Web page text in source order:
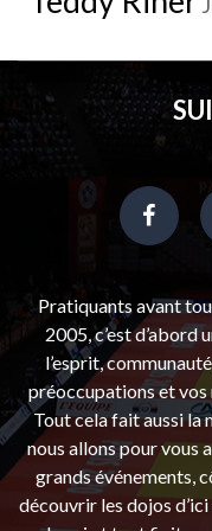
Pratiquants avant
2005, c’est d’abord
l’esprit,
préoccupations et vos
Tout cela fait aussi la
nous allons pour vous
grands événements,
découvrir les dojos